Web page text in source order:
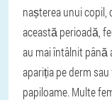
nașterea unui copil,
această perioadă,
au mai întâlnit până
apariția pe derm
papiloame. Multe